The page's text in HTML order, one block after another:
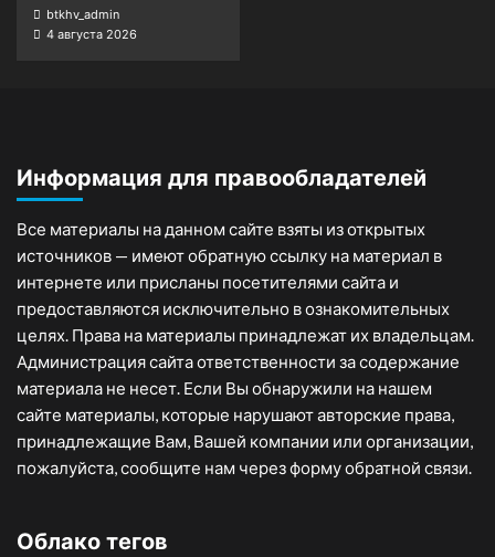
btkhv_admin
4 августа 2026
Информация для правообладателей
Все материалы на данном сайте взяты из открытых
источников — имеют обратную ссылку на материал в
интернете или присланы посетителями сайта и
предоставляются исключительно в ознакомительных
целях. Права на материалы принадлежат их владельцам.
Администрация сайта ответственности за содержание
материала не несет. Если Вы обнаружили на нашем
сайте материалы, которые нарушают авторские права,
принадлежащие Вам, Вашей компании или организации,
пожалуйста, сообщите нам через форму обратной связи.
Облако тегов